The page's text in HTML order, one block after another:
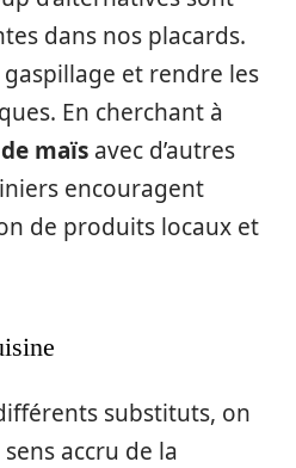
dans nos placards.
et rendre les
En cherchant à
maïs avec d’autres
encouragent
de produits locaux et
substituts, on
accru de la